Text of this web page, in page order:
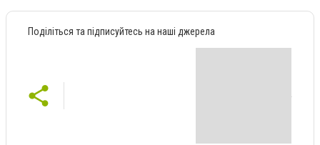
Поділіться та підписуйтесь на наші джерела